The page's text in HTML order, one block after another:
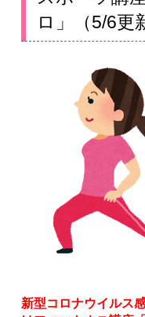
ロ」（5/6更
新型コロナウイルス